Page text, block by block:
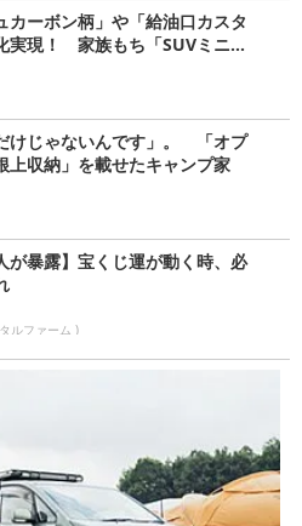
カーボン柄」や「給油口カスタ
実現！ 家族もち「SUVミニ...
けじゃないんです」。 「オプ
上収納」を載せたキャンプ家
が暴露】宝くじ運が動く時、必
ルファーム )